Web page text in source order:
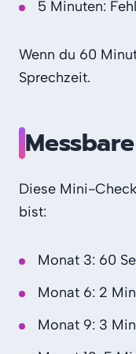
5 Minuten:
Wenn du 60
Sprechzeit.
Diese Mini-
bist:
Monat 3: 60
Monat 6: 2
Monat 9: 3